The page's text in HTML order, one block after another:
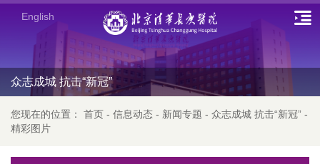
English
众志成城 抗击“新冠”
您现在的位置： 首页 - 信息动态 - 新闻专题 - 众志成城 抗击“新冠” -
精彩图片